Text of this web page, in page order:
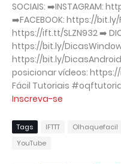
SOCIAIS: ➡️INSTAGRAM:
➡️FACEBOOK: https://bit.ly/
https://ift.tt/SLZN932 ➡️
https://bit.ly/
https://bit.ly/
posicionar vídeos:
Fácil Tutoriais
Inscreva-se
Tags IFTTT Olhaquefacil
YouTube